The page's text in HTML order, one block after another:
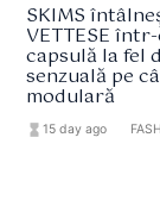
SKIMS
VETTESE
capsulă la fel
senzuală pe
modulară
hourglass_full15 day ago